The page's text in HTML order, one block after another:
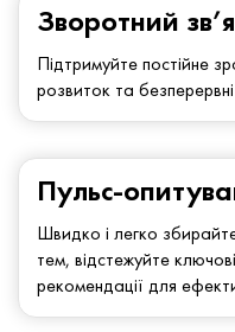
Зворотний
Підтримуйте постійне
розвиток та безперервні
Пульс-
Швидко і легко
тем, відстежуйте
рекомендації для